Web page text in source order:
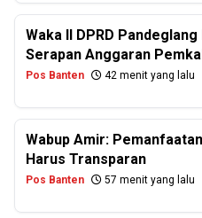
Waka II DPRD
Serapan Anggaran
Pos Banten 42 menit yang lalu
Wabup Amir:
Harus Transparan
Pos Banten 57 menit yang lalu